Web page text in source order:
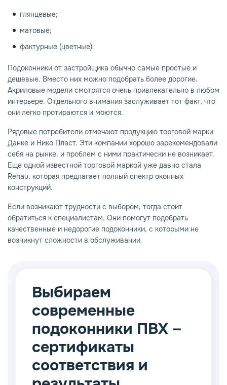
глянцевые;
матовые;
фактурные (цветные).
Подоконники от застройщика обычно самые простые и
дешевые. Вместо них можно подобрать более дорогие.
Акриловые модели смотрятся очень привлекательно в любом
интерьере. Отдельного внимания заслуживает тот факт, что
они легко протираются и моются.
Рядовые потребители отмечают продукцию торговой марки
Данке и Нико Пласт. Эти компании хорошо зарекомендовали
себя на рынке, и проблем с ними практически не возникает.
Еще одной известной торговой маркой уже давно стала
Rehau, которая предлагает полный спектр оконных
конструкций.
Если возникают трудности с выбором, тогда стоит
обратиться к специалистам. Они помогут подобрать
качественные и недорогие подоконники, с которыми не
возникнут сложности в обслуживании.
Выбираем
современные
подоконники ПВХ –
сертификаты
соответствия и